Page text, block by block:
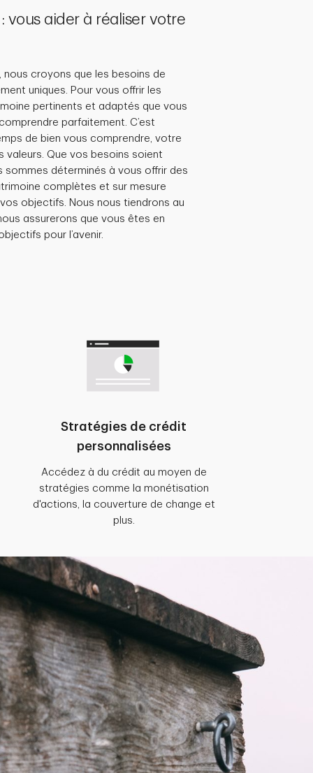
vous aider à réaliser votre
nous croyons que les besoins de
uniques. Pour vous offrir les
pertinents et adaptés que vous
parfaitement. C’est
de bien vous comprendre, votre
valeurs. Que vos besoins soient
sommes déterminés à vous offrir des
complètes et sur mesure
objectifs. Nous nous tiendrons au
assurerons que vous êtes en
pour l’avenir.
Stratégies de crédit
personnalisées
Accédez à du crédit au moyen de
stratégies comme la monétisation
d'actions, la couverture de change et
plus.